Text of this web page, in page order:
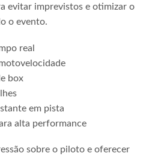
evitar imprevistos e otimizar o
o evento.
real
box
em pista
alta performance
sobre o piloto e oferecer